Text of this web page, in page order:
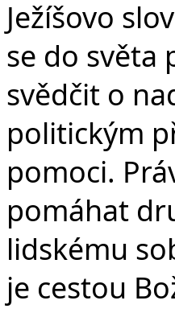
Ježíšovo
se do světa
svědčit o
politickým
pomoci.
pomáhat
lidskému
je cestou